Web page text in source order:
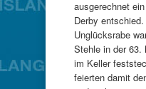
ausgerechnet
Derby entschied.
Unglücksrabe
Stehle in der 63.
im Keller
feierten damit